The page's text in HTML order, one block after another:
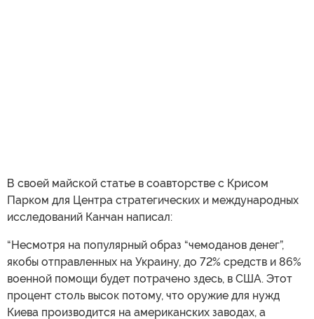
В своей майской статье в соавторстве с Крисом
Парком для Центра стратегических и международных
исследований Канчан написал:
“Несмотря на популярный образ “чемоданов денег”,
якобы отправленных на Украину, до 72% средств и 86%
военной помощи будет потрачено здесь, в США. Этот
процент столь высок потому, что оружие для нужд
Киева производится на американских заводах, а